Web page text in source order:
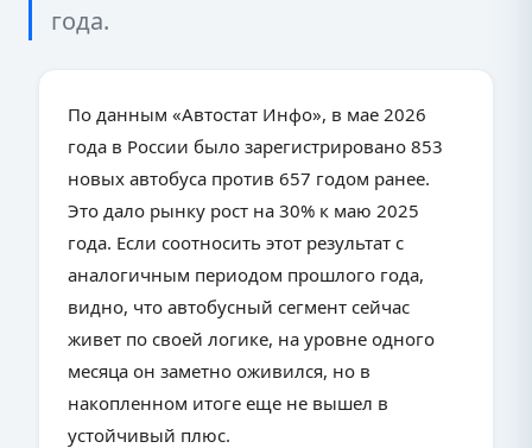
года.
По данным «Автостат Инфо», в мае 2026
года в России было зарегистрировано 853
новых автобуса против 657 годом ранее.
Это дало рынку рост на 30% к маю 2025
года. Если соотносить этот результат с
аналогичным периодом прошлого года,
видно, что автобусный сегмент сейчас
живет по своей логике, на уровне одного
месяца он заметно оживился, но в
накопленном итоге еще не вышел в
устойчивый плюс.